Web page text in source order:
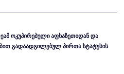
ოკუპირებული აფხაზეთიდან და
გადაადგილებულ პირთა სტატუსის